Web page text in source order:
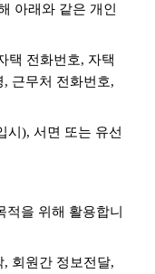
아래와 같은 개인
택 전화번호, 자택
, 근무처 전화번호,
시),서면 또는 유선
적을 위해 활용합니
, 회원간 정보전달,